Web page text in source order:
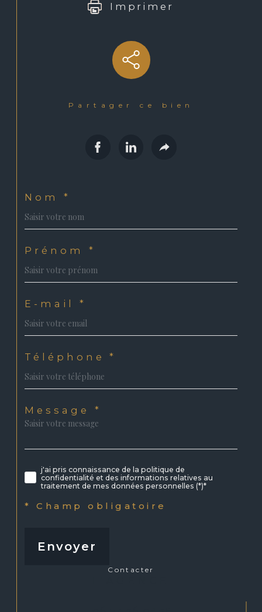
Imprimer
partager ce bien
Nom *
Prénom *
E-mail *
Téléphone *
Message *
j'ai pris connaissance de la politique de
confidentialité et des informations relatives au
traitement de mes données personnelles (*)*
* Champ obligatoire
Envoyer
contacter